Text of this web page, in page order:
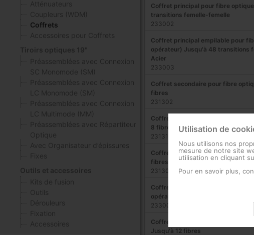
Atténuateurs
Coupleurs (WDM)
Coffrets
Accessoires pour Coffrets
Tiroirs optiques 19"
Préassemblées avec Connexion
SC Monomode (SM)
Préassemblées avec Connexion
LC Monomode (SM)
Préassemblées avec Connexion
LC Multimode (MM)
Préassemblées avec Répartiteur
Optique
Avec Organisateur d’épissures
Fixes
Outils et accessoires
Kits de fusion
Outils
Dérouleurs
Fixation
Accessoires
Coffret principal pour fibre
transitions femelle-femelle
233002
Coffret principal empilable pour
opérateur) Jusqu'à 48 transitions
Acier
233003
Coffret secondaire pour fibre
fibres
231302
Coffret secondaire terminal pour
8 fibres
231310
Coffret secondaire pour fibre
fibres
231303
Coffret principal empilable pour
opérateur) Jusqu'à 48 transitions
233004
Coffret pour fibre optique pour
Jusqu'à 12 fibres
Utilisation de
Nous utilisons nos
mesure de notre site
utilisation en cliquant
Pour en savoir plus,